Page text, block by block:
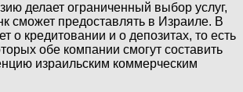
делает ограниченный выбор услуг,
сможет предоставлять в Израиле. В
о кредитовании и о депозитах, то есть
обе компании смогут составить
израильским коммерческим